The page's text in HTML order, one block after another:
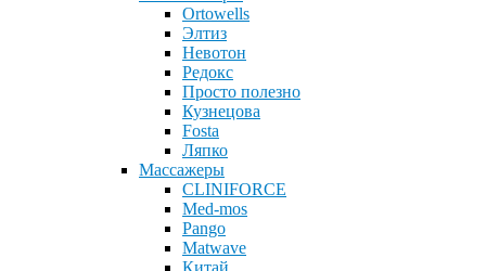
Ortowells
Элтиз
Невотон
Редокс
Просто полезно
Кузнецова
Fosta
Ляпко
Массажеры
CLINIFORCE
Med-mos
Pango
Matwave
Китай